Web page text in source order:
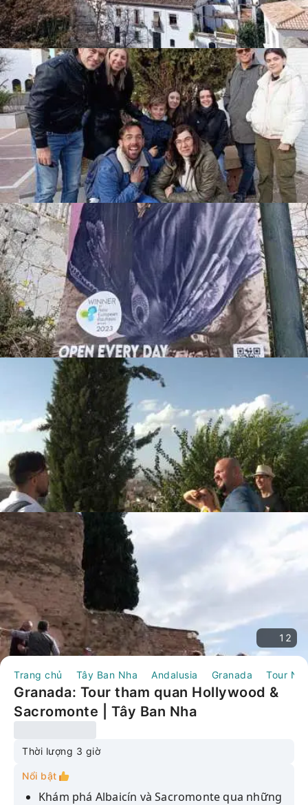
12
Trang chủ Tây Ban Nha Andalusia Granada Tour
Granada: Tour tham quan Hollywood &
Sacromonte | Tây Ban Nha
Thời lượng 3 giờ
Nổi bật
Khám phá Albaicín và Sacromonte qua những